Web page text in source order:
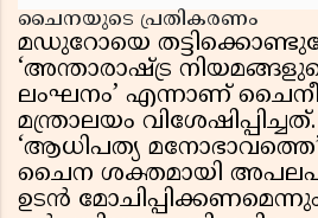
ചൈനയുടെ പ്രതികരണം
മഡുറോയെ
‘അന്താരാഷ്ട്ര
ലംഘനം’ എന്നാണ്
മന്ത്രാലയം
‘ആധിപത്യ മനോഭാവത്തെ’
ചൈന ശക്തമായി
ഉടൻ